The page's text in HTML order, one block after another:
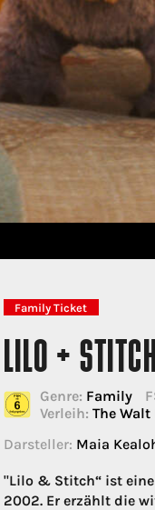
Family Ticket
LILO +
Genre: Family
Verleih: The
Darsteller: Maia
"Lilo & Stitch“ ist
2002. Er erzählt die